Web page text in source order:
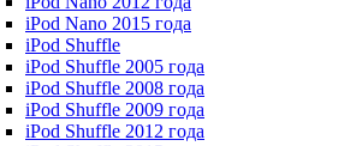
iPod Nano 2015 года
iPod Shuffle
iPod Shuffle 2005 года
iPod Shuffle 2008 года
iPod Shuffle 2009 года
iPod Shuffle 2012 года